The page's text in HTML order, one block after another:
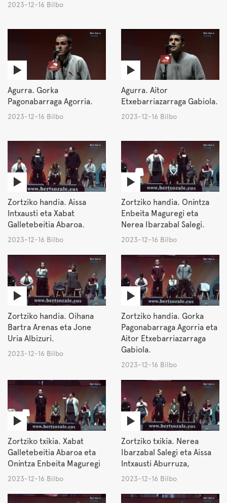
2023-12-16 Bilbo
Agurra. Gorka
Pagonabarraga Agorria.
2023-12-16 Bilbo
Agurra. Aitor
Etxebarriazarraga Gabiola.
2023-12-16 Bilbo
Zortziko handia. Aissa
Intxausti eta Xabat
Galletebeitia Abaroa.
2023-12-16 Bilbo
Zortziko handia. Onintza
Enbeita Maguregi eta
Nerea Ibarzabal Salegi.
2023-12-16 Bilbo
Zortziko handia. Oihana
Bartra Arenas eta Jone
Uria Albizuri.
2023-12-16 Bilbo
Zortziko handia. Gorka
Pagonabarraga Agorria eta
Aitor Etxebarriazarraga
Gabiola.
2023-12-16 Bilbo
Zortziko txikia. Xabat
Galletebeitia Abaroa eta
Onintza Enbeita Maguregi
2023-12-16 Bilbo
Zortziko txikia. Nerea
Ibarzabal Salegi eta Aissa
Intxausti Aburruza,
2023-12-16 Bilbo